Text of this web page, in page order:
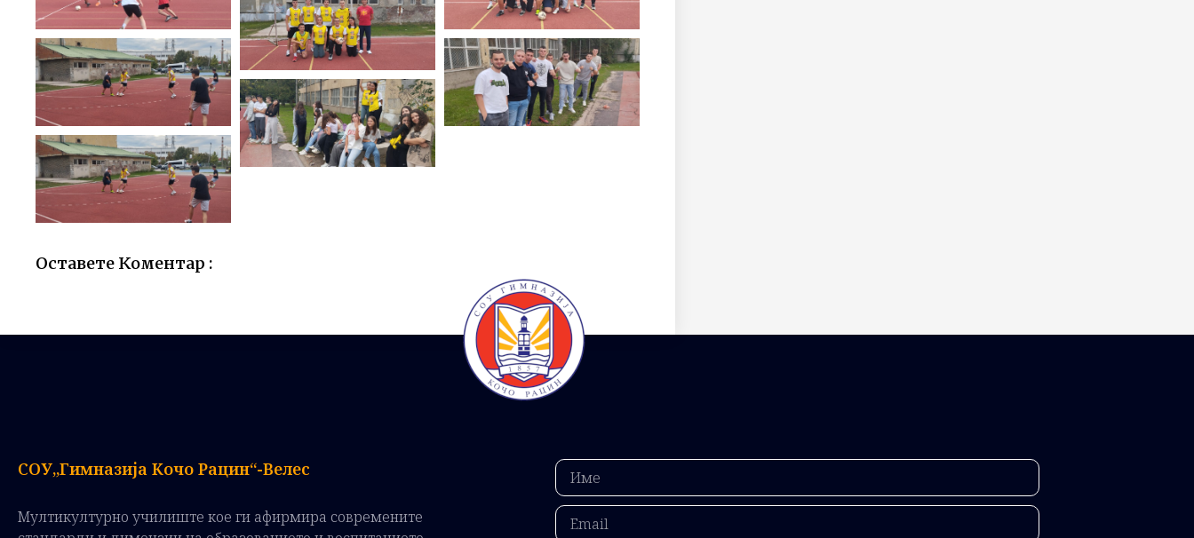
Оставете Коментар :
СОУ„Гимназија Кочо Рацин“-Велес
Мултикултурно училиште кое ги афирмира современите